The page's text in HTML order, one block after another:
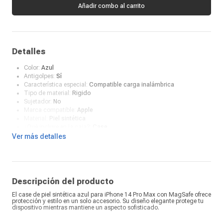
Añadir combo al carrito
Detalles
Color: Azul
Antigolpes: Sí
Característica especial: Compatible carga inalámbrica
Tipo de material: Rigido
Sujetador: No
Apple
Ver más detalles
Descripción del producto
El case de piel sintética azul para iPhone 14 Pro Max con MagSafe ofrece
protección y estilo en un solo accesorio. Su diseño elegante protege tu
dispositivo mientras mantiene un aspecto sofisticado.